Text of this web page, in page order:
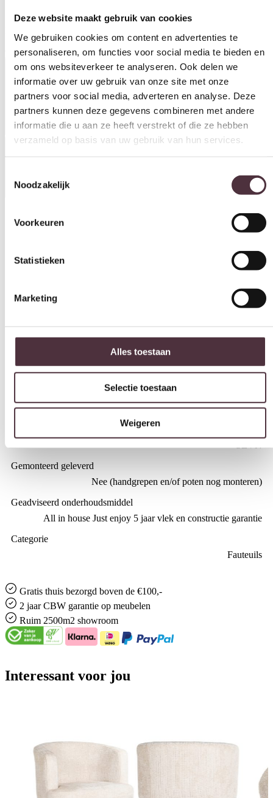
personaliseren, om functies voor social media te bieden en
om ons websiteverkeer te analyseren. Ook delen we
informatie over uw gebruik van onze site met onze
partners voor social media, adverteren en analyse. Deze
partners kunnen deze gegevens combineren met andere
informatie die u aan ze heeft verstrekt of die ze hebben
verzameld op basis van uw gebruik van hun services.
Toestemmingsselectie
Noodzakelijk
Alles toestaan
568,00
Productinformatie
Specificaties
Leer, Stof
72 cm
79 cm
93 cm
53 cm
48 cm
Gemonteerd geleverd
Nee (handgrepen en/of poten nog monteren)
Geadviseerd onderhoudsmiddel
All in house Just enjoy 5 jaar vlek en constructie garantie
Categorie
Fauteuils
Gratis thuis bezorgd boven de €100,-
2 jaar CBW garantie op meubelen
Ruim 2500m2 showroom
Interessant voor jou